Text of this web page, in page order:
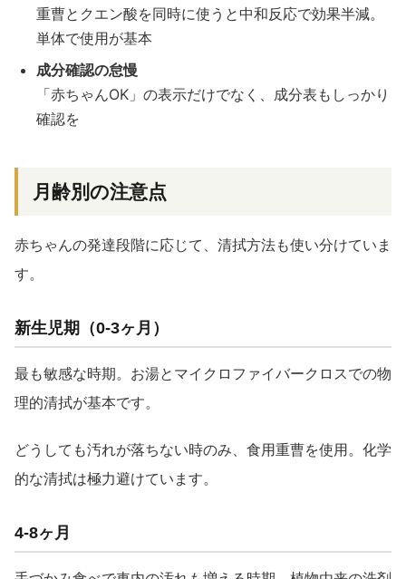
重曹とクエン酸を同時に使うと中和反応で効果半減。
単体で使用が基本
成分確認の怠慢
「赤ちゃんOK」の表示だけでなく、成分表もしっかり
確認を
月齢別の注意点
赤ちゃんの発達段階に応じて、清拭方法も使い分けていま
す。
新生児期（0-3ヶ月）
最も敏感な時期。お湯とマイクロファイバークロスでの物
理的清拭が基本です。
どうしても汚れが落ちない時のみ、食用重曹を使用。化学
的な清拭は極力避けています。
4-8ヶ月